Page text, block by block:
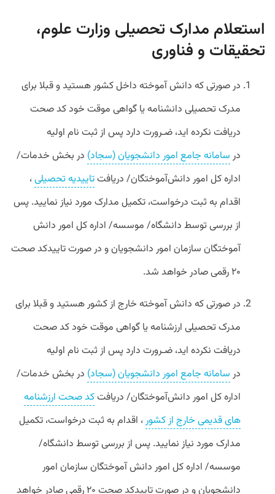
استعلام مدارک تحصیلی وزارت علوم،
تحقیقات و فناوری
در صورتی که دانش آموخته داخل کشور هستید و قبلا برای
مدرک تحصیلی دانشنامه یا گواهی موقت خود کد صحت
دریافت نکرده اید، ضـرورت دارد پس از ثبت نام اولیه
در سامانه جامع امور دانشجویان (سجاد) در بخش خدمات/
اداره کل امور دانش‌آموختگان/ دریافتتاییدیه تحصیلی ،
اقدام به ثبت درخواست، تکمیل مدارک مورد نیاز نمایید. پس
از بررسی توسط دانشگاه/ موسسه/ اداره کل امور دانش
آموختگان سازمان امور دانشجویان و در صورت تاییدکد صحت
۲۰ رقمی صادر خواهد شد.
در صورتی که دانش آموخته خارج از کشور هستید و قبلا برای
مدرک تحصیلی ارزشنامه یا گواهی موقت خود کد صحت
دریافت نکرده اید، ضـرورت دارد پس از ثبت نام اولیه
در سامانه جامع امور دانشجویان (سجاد) در بخش خدمات/
اداره کل امور دانش‌آموختگان/ دریافتکد صحت ارزشنامه
های قدیمی خارج از کشور ، اقدام به ثبت درخواست، تکمیل
مدارک مورد نیاز نمایید. پس از بررسی توسط دانشگاه/
موسسه/ اداره کل امور دانش آموختگان سازمان امور
دانشجویان و در صورت تاییدکد صحت ۲۰ رقمی صادر خواهد